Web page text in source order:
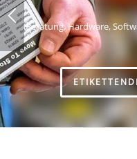
Beratung, Hardware,